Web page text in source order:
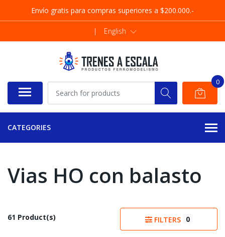
Envío gratis para compras superiores a $200.000.-
| English
0
CATEGORIES
Vias HO con balasto
61 Product(s) FILTERS 0